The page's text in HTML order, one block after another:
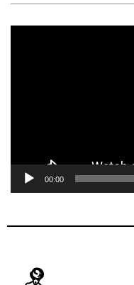
00:00